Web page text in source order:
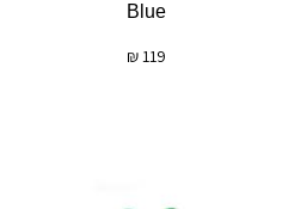
Blue
119
₪